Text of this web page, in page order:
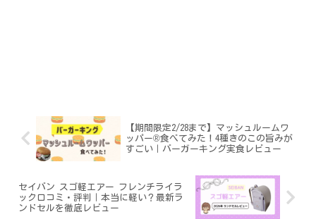
【期間限定2/28まで】マッシュルームワ
ッパー®食べてみた！4種きのこの旨みが
すごい｜バーガーキング実食レビュー
セイバン スゴ軽エアー フレンチライラ
ック口コミ・評判｜本当に軽い？最新ラ
ンドセルを徹底レビュー